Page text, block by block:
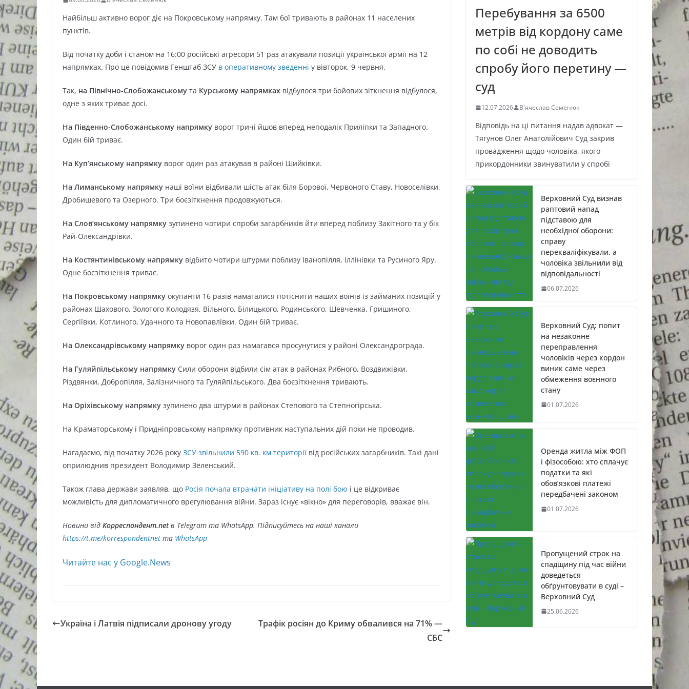
Найбільш активно ворог діє на Покровському напрямку. Там бої тривають в районах 11 населених
пунктів.
Від початку доби і станом на 16:00 російські агресори 51 раз атакували позиції української армії на 12
напрямках. Про це повідомив Генштаб ЗСУ в оперативному зведенні у вівторок, 9 червня.
Так, на Північно-Слобожанському та Курському напрямках відбулося три бойових зіткнення відбулося,
одне з яких триває досі.
На Південно-Слобожанському напрямку ворог тричі йшов вперед неподалік Приліпки та Западного.
Один бій триває.
На Куп’янському напрямку ворог один раз атакував в районі Шийківки.
На Лиманському напрямку наші воїни відбивали шість атак біля Борової, Червоного Ставу, Новоселівки,
Дробишевого та Озерного. Три боєзіткнення продовжуються.
На Слов’янському напрямку зупинено чотири спроби загарбників йти вперед поблизу Закітного та у бік
Рай-Олександрівки.
На Костянтинівському напрямку відбито чотири штурми поблизу Іванопілля, Іллінівки та Русиного Яру.
Одне боєзіткнення триває.
На Покровському напрямку окупанти 16 разів намагалися потіснити наших воїнів із займаних позицій у
районах Шахового, Золотого Колодязя, Вільного, Білицького, Родинського, Шевченка, Гришиного,
Сергіївки, Котлиного, Удачного та Новопавлівки. Один бій триває.
На Олександрівському напрямку ворог один раз намагався просунутися у районі Олександрограда.
На Гуляйпільському напрямку Сили оборони відбили сім атак в районах Рибного, Воздвижівки,
Різдвянки, Добропілля, Залізничного та Гуляйпільського. Два боєзіткнення тривають.
На Оріхівському напрямку зупинено два штурми в районах Степового та Степногірська.
На Краматорському і Придніпровському напрямку противник наступальних дій поки не проводив.
Нагадаємо, від початку 2026 року ЗСУ звільнили 590 кв. км території від російських загарбників. Такі дані
оприлюднив президент Володимир Зеленський.
Також глава держави заявляв, що Росія почала втрачати ініціативу на полі бою і це відкриває
можливість для дипломатичного врегулювання війни. Зараз існує «вікно» для переговорів, вважає він.
Новини від Корреспондент.netв Telegram та WhatsApp. Підписуйтесь на наші канали
https://t.me/korrespondentnet та WhatsApp
Читайте нас у Google.News
Україна і Латвія підписали дронову угоду
Трафік росіян до Криму обвалився на 71% —
СБС
Перебування за 6500
метрів від кордону саме
по собі не доводить
спробу його перетину —
суд
12.07.2026 В'ячеслав Семенюк
Відповідь на ці питання надав адвокат —
Тягунов Олег Анатолійович Суд закрив
провадження щодо чоловіка, якого
прикордонники звинуватили у спробі
Верховний Суд визнав
раптовий напад
підставою для
необхідної оборони:
справу
перекваліфікували, а
чоловіка звільнили від
відповідальності
06.07.2026
Верховний Суд: попит
на незаконне
переправлення
чоловіків через кордон
виник саме через
обмеження воєнного
стану
01.07.2026
Оренда житла між ФОП
і фізособою: хто сплачує
податки та які
обов’язкові платежі
передбачені законом
01.07.2026
Пропущений строк на
спадщину під час війни
доведеться
обґрунтовувати в суді –
Верховний Суд
25.06.2026